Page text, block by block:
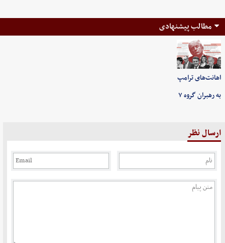
مطالب پیشنهادی
اهانت‌های ترامپ
به رهبران گروه ۷
ارسال نظر